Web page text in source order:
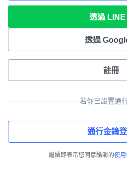
透過 LINE
透過
註冊
若你已設置通
通行金鑰
繼續即表示您同意酷澎的使